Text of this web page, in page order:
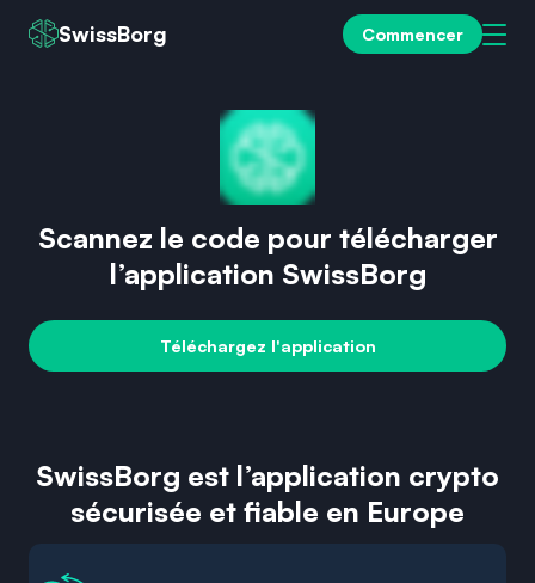
SwissBorg Commencer
Scannez le code pour télécharger
l’application SwissBorg
Téléchargez l'application
SwissBorg est l’application crypto
sécurisée et fiable en Europe